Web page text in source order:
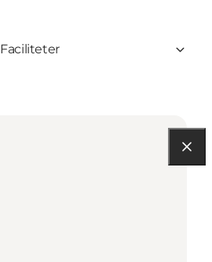
Faciliteter